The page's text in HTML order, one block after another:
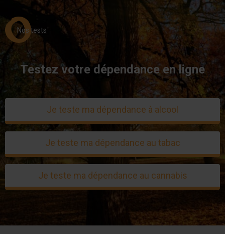
Nos tests
Testez votre dépendance en ligne
Je teste ma dépendance à alcool
Je teste ma dépendance au tabac
Je teste ma dépendance au cannabis